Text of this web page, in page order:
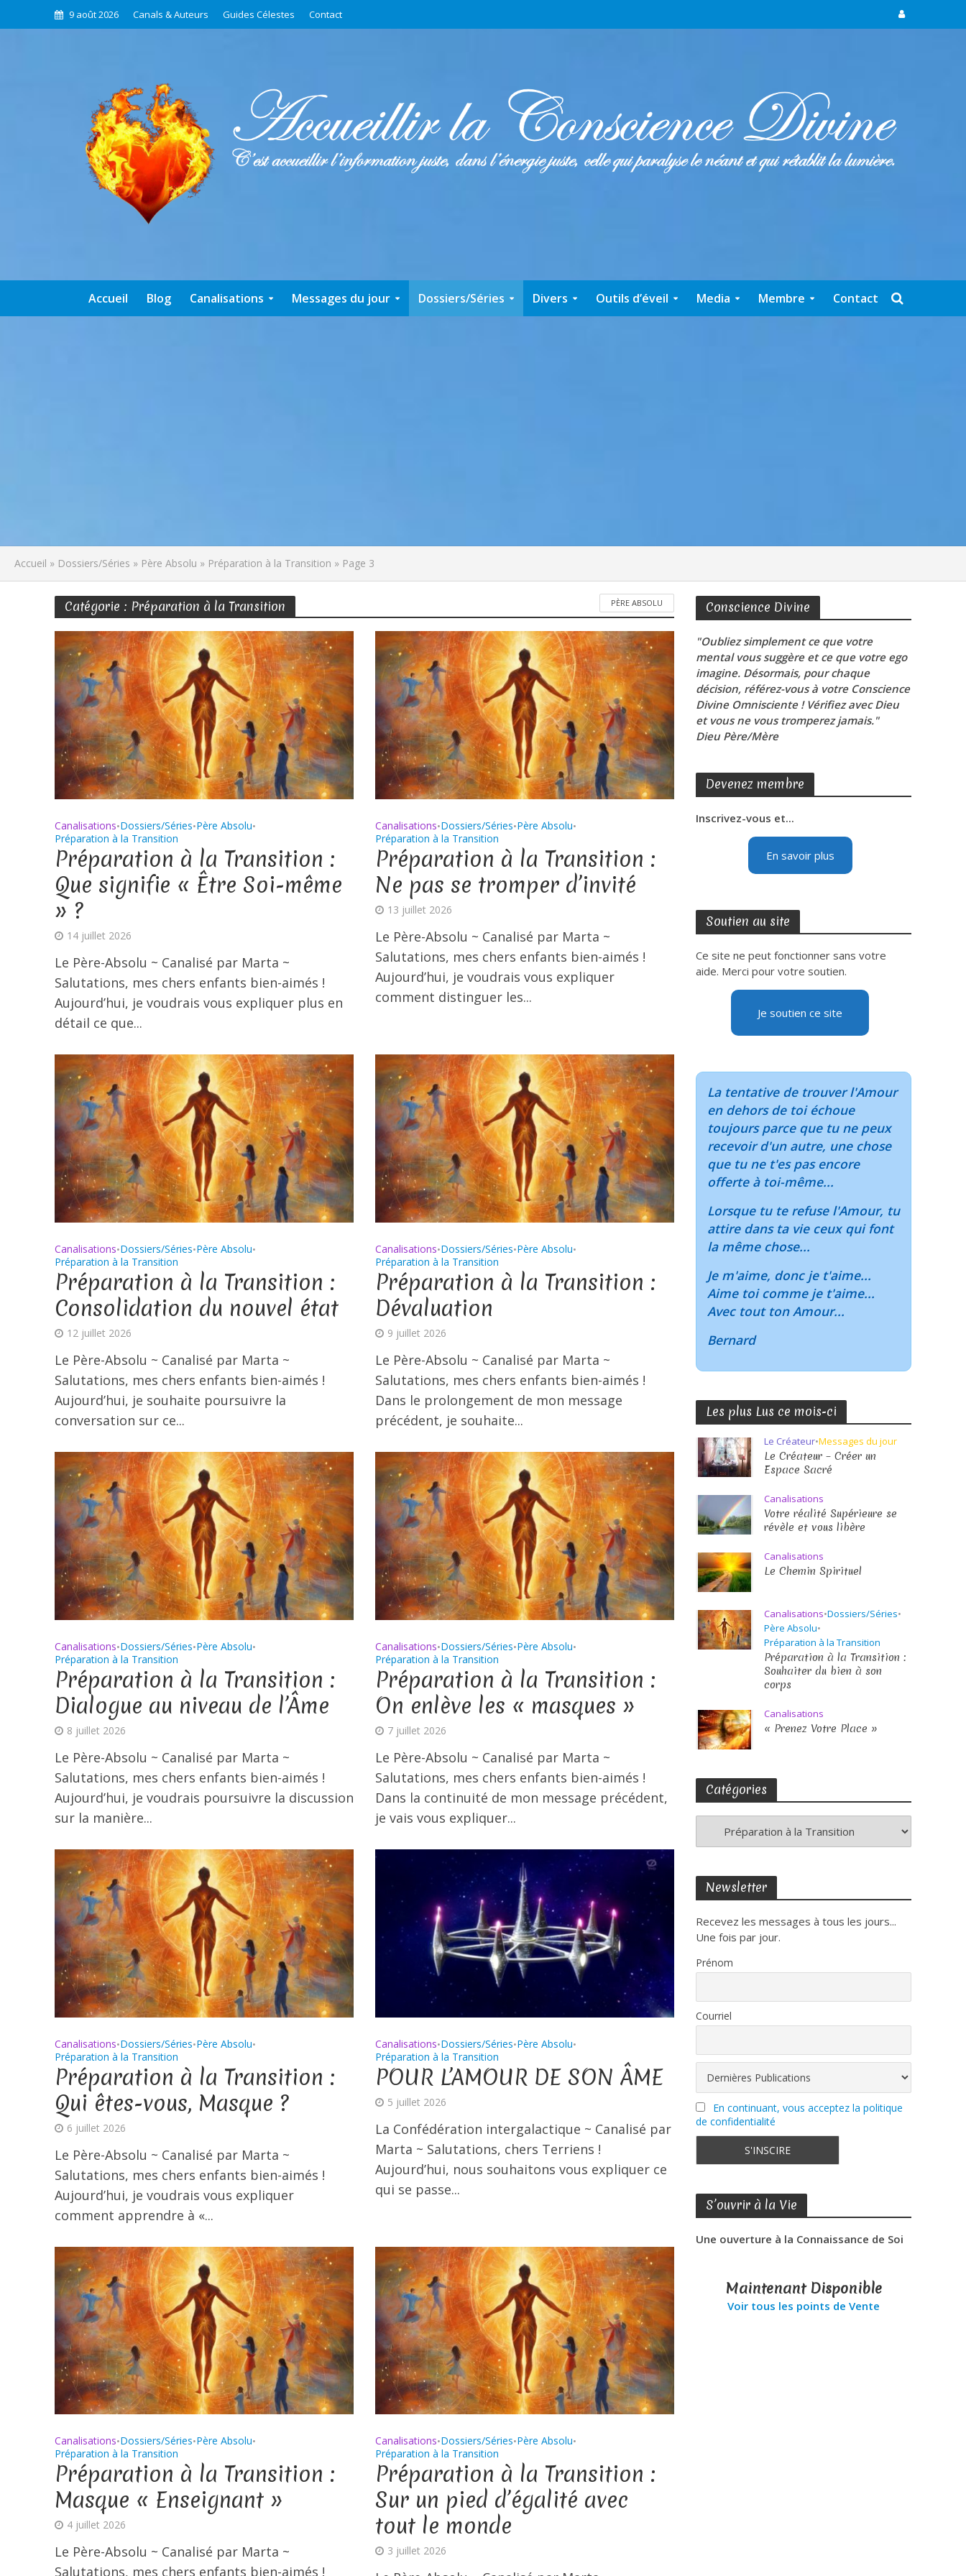
9 août 2026 Canals & Auteurs Guides Célestes Contact
Accueil Blog Canalisations Messages du jour Dossiers/Séries Divers Outils d’éveil Media Membre Contact
Accueil » Dossiers/Séries » Père Absolu » Préparation à la Transition » Page 3
Catégorie : Préparation à la Transition PÈRE ABSOLU
Canalisations•Dossiers/Séries•Père Absolu•
Préparation à la Transition
Préparation à la Transition :
Que signifie « Être Soi-même
» ?
14 juillet 2026
Le Père-Absolu ~ Canalisé par Marta ~
Salutations, mes chers enfants bien-aimés !
Aujourd’hui, je voudrais vous expliquer plus en
détail ce que...
Canalisations•Dossiers/Séries•Père Absolu•
Préparation à la Transition
Préparation à la Transition :
Ne pas se tromper d’invité
13 juillet 2026
Le Père-Absolu ~ Canalisé par Marta ~
Salutations, mes chers enfants bien-aimés !
Aujourd’hui, je voudrais vous expliquer
comment distinguer les...
Canalisations•Dossiers/Séries•Père Absolu•
Préparation à la Transition
Préparation à la Transition :
Consolidation du nouvel état
12 juillet 2026
Le Père-Absolu ~ Canalisé par Marta ~
Salutations, mes chers enfants bien-aimés !
Aujourd’hui, je souhaite poursuivre la
conversation sur ce...
Canalisations•Dossiers/Séries•Père Absolu•
Préparation à la Transition
Préparation à la Transition :
Dévaluation
9 juillet 2026
Le Père-Absolu ~ Canalisé par Marta ~
Salutations, mes chers enfants bien-aimés !
Dans le prolongement de mon message
précédent, je souhaite...
Canalisations•Dossiers/Séries•Père Absolu•
Préparation à la Transition
Préparation à la Transition :
Dialogue au niveau de l’Âme
8 juillet 2026
Le Père-Absolu ~ Canalisé par Marta ~
Salutations, mes chers enfants bien-aimés !
Aujourd’hui, je voudrais poursuivre la discussion
sur la manière...
Canalisations•Dossiers/Séries•Père Absolu•
Préparation à la Transition
Préparation à la Transition :
On enlève les « masques »
7 juillet 2026
Le Père-Absolu ~ Canalisé par Marta ~
Salutations, mes chers enfants bien-aimés !
Dans la continuité de mon message précédent,
je vais vous expliquer...
Canalisations•Dossiers/Séries•Père Absolu•
Préparation à la Transition
Préparation à la Transition :
Qui êtes-vous, Masque ?
6 juillet 2026
Le Père-Absolu ~ Canalisé par Marta ~
Salutations, mes chers enfants bien-aimés !
Aujourd’hui, je voudrais vous expliquer
comment apprendre à «...
Canalisations•Dossiers/Séries•Père Absolu•
Préparation à la Transition
POUR L’AMOUR DE SON ÂME
5 juillet 2026
La Confédération intergalactique ~ Canalisé par
Marta ~ Salutations, chers Terriens !
Aujourd’hui, nous souhaitons vous expliquer ce
qui se passe...
Canalisations•Dossiers/Séries•Père Absolu•
Préparation à la Transition
Préparation à la Transition :
Masque « Enseignant »
4 juillet 2026
Le Père-Absolu ~ Canalisé par Marta ~
Salutations, mes chers enfants bien-aimés !
Canalisations•Dossiers/Séries•Père Absolu•
Préparation à la Transition
Préparation à la Transition :
Sur un pied d’égalité avec
tout le monde
3 juillet 2026
Conscience Divine
"Oubliez simplement ce que votre
mental vous suggère et ce que votre ego
imagine. Désormais, pour chaque
décision, référez-vous à votre Conscience
Divine Omnisciente ! Vérifiez avec Dieu
et vous ne vous tromperez jamais."
Dieu Père/Mère
Devenez membre
Inscrivez-vous et...
En savoir plus
Soutien au site
Ce site ne peut fonctionner sans votre
aide. Merci pour votre soutien.
Je soutien ce site
La tentative de trouver l'Amour
en dehors de toi échoue
toujours parce que tu ne peux
recevoir d'un autre, une chose
que tu ne t'es pas encore
offerte à toi-même...
Lorsque tu te refuse l'Amour, tu
attire dans ta vie ceux qui font
la même chose...
Je m'aime, donc je t'aime...
Aime toi comme je t'aime...
Avec tout ton Amour...
Bernard
Les plus Lus ce mois-ci
Le Créateur•Messages du jour
Le Créateur – Créer un
Espace Sacré
Canalisations
Votre réalité Supérieure se
révèle et vous libère
Canalisations
Le Chemin Spirituel
Canalisations•Dossiers/Séries•
Père Absolu•
Préparation à la Transition
Préparation à la Transition :
Souhaiter du bien à son
corps
Canalisations
« Prenez Votre Place »
Catégories
Newsletter
Recevez les messages à tous les jours...
Une fois par jour.
Prénom
Courriel
En continuant, vous acceptez la politique
de confidentialité
S’ouvrir à la Vie
Une ouverture à la Connaissance de Soi
Maintenant Disponible
Voir tous les points de Vente